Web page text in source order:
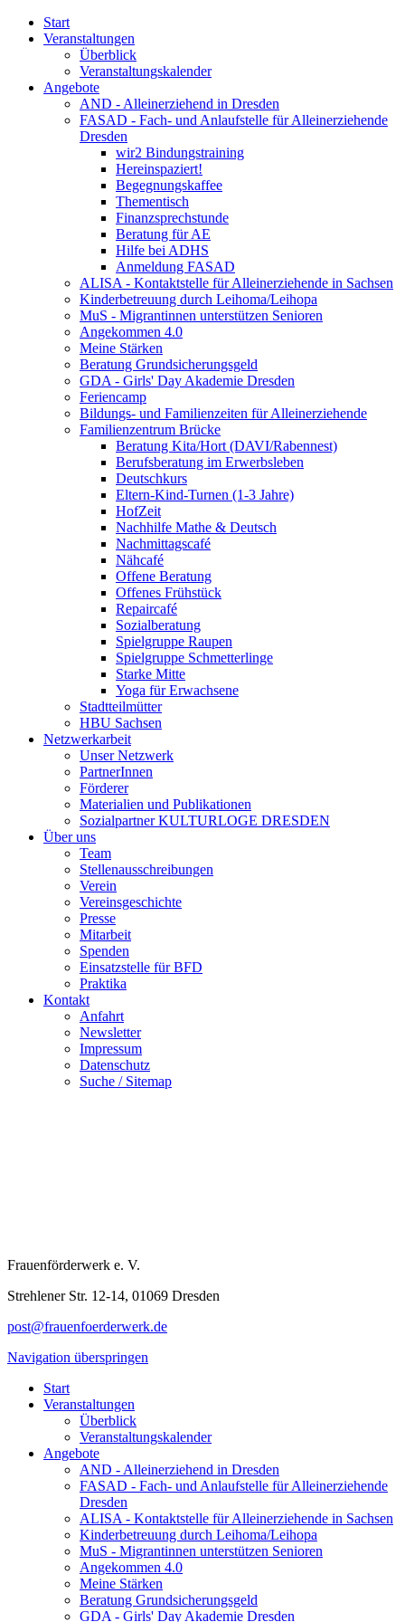
Start
Veranstaltungen
Überblick
Veranstaltungskalender
Angebote
AND - Alleinerziehend in Dresden
FASAD - Fach- und Anlaufstelle für Alleinerziehende
Dresden
wir2 Bindungstraining
Hereinspaziert!
Begegnungskaffee
Thementisch
Finanzsprechstunde
Beratung für AE
Hilfe bei ADHS
Anmeldung FASAD
ALISA - Kontaktstelle für Alleinerziehende in Sachsen
Kinderbetreuung durch Leihoma/Leihopa
MuS - Migrantinnen unterstützen Senioren
Angekommen 4.0
Meine Stärken
Beratung Grundsicherungsgeld
GDA - Girls' Day Akademie Dresden
Feriencamp
Bildungs- und Familienzeiten für Alleinerziehende
Familienzentrum Brücke
Beratung Kita/Hort (DAVI/Rabennest)
Berufsberatung im Erwerbsleben
Deutschkurs
Eltern-Kind-Turnen (1-3 Jahre)
HofZeit
Nachhilfe Mathe & Deutsch
Nachmittagscafé
Nähcafé
Offene Beratung
Offenes Frühstück
Repaircafé
Sozialberatung
Spielgruppe Raupen
Spielgruppe Schmetterlinge
Starke Mitte
Yoga für Erwachsene
Stadtteilmütter
HBU Sachsen
Netzwerkarbeit
Unser Netzwerk
PartnerInnen
Förderer
Materialien und Publikationen
Sozialpartner KULTURLOGE DRESDEN
Über uns
Team
Stellenausschreibungen
Verein
Vereinsgeschichte
Presse
Mitarbeit
Spenden
Einsatzstelle für BFD
Praktika
Kontakt
Anfahrt
Newsletter
Impressum
Datenschutz
Suche / Sitemap
Start
Überblick
Angebote
FASAD - Fach- und Anlaufstelle für Alleinerziehende
ALISA - Kontaktstelle für Alleinerziehende in Sachsen
Kinderbetreuung durch Leihoma/Leihopa
MuS - Migrantinnen unterstützen Senioren
Angekommen 4.0
Meine Stärken
Beratung Grundsicherungsgeld
GDA - Girls' Day Akademie Dresden
Feriencamp
Bildungs- und Familienzeiten für Alleinerziehende
Familienzentrum Brücke
Stadtteilmütter
HBU Sachsen
Netzwerkarbeit
Unser Netzwerk